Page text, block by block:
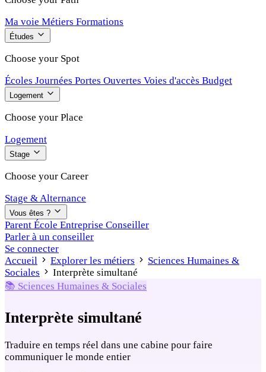
Ma voie Métiers Formations
Études
Choose your Spot
Écoles Journées Portes Ouvertes Voies d'accès Budget
Logement
Choose your Place
Logement
Stage
Choose your Career
Stage & Alternance
Vous êtes ?
Parent École Entreprise Conseiller
Parler à un conseiller
Se connecter
Accueil
Explorer les métiers
Sciences Humaines &
Sociales
Interprète simultané
📚 Sciences Humaines & Sociales
Interprète simultané
Traduire en temps réel dans une cabine pour faire
communiquer le monde entier